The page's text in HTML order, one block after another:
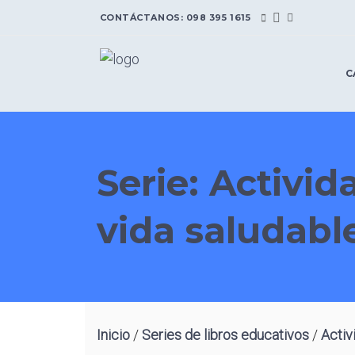
CONTÁCTANOS: 098 395 1615
Serie:
vida
Inicio / Series de libros educativos /